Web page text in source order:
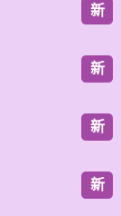
新
新
新
新